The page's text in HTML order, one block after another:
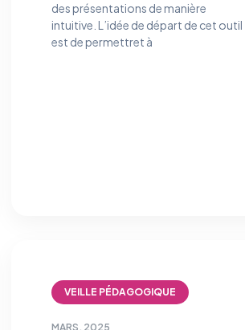
des présentations de manière
intuitive. L’idée de départ de cet outil
est de permettret à
VEILLE PÉDAGOGIQUE
MARS, 2025